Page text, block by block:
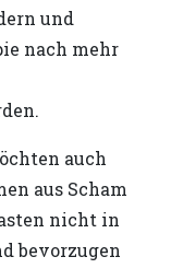
und
nach mehr
auch
aus Scham
nicht in
bevorzugen